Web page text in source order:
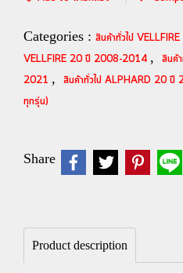
Categories : สินค้าทั่วไป
VELLFIRE 20 ปี 2008-2014 , สินค้
2021 , สินค้าทั่วไป ALPHARD 20
ทุกรุ่น)
Share
Product description